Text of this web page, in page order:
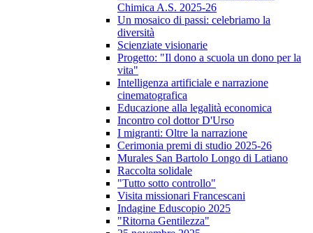
Chimica A.S. 2025-26
Un mosaico di passi: celebriamo la
diversità
Scienziate visionarie
Progetto: "Il dono a scuola un dono per la
vita"
Intelligenza artificiale e narrazione
cinematografica
Educazione alla legalità economica
Incontro col dottor D'Urso
I migranti: Oltre la narrazione
Cerimonia premi di studio 2025-26
Murales San Bartolo Longo di Latiano
Raccolta solidale
"Tutto sotto controllo"
Visita missionari Francescani
Indagine Eduscopio 2025
"Ritorna Gentilezza"